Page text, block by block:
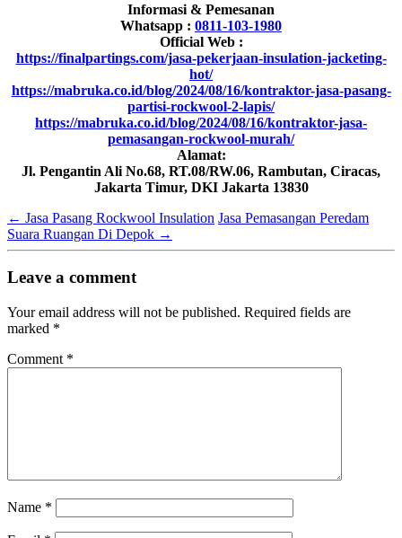
Informasi & Pemesanan
Whatsapp : 0811-103-1980
Official Web :
https://finalpartings.com/jasa-pekerjaan-insulation-jacketing-
hot/
https://mabruka.co.id/blog/2024/08/16/kontraktor-jasa-pasang-
partisi-rockwool-2-lapis/
https://mabruka.co.id/blog/2024/08/16/kontraktor-jasa-
pemasangan-rockwool-murah/
Alamat:
Jl. Pengantin Ali No.68, RT.08/RW.06, Rambutan, Ciracas,
Jakarta Timur, DKI Jakarta 13830
← Jasa Pasang Rockwool Insulation Jasa Pemasangan Peredam
Suara Ruangan Di Depok →
Leave a comment
Your email address will not be published. Required fields are
marked *
Comment *
Name *